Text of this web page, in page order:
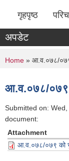
गृहपृष्ठ
अपडेट
You are
Home » आ.व.०७८/०७९
आ.व.०७८/०७९
Submitted on:
document:
Attachment
आ.व.०७८/०७९ को